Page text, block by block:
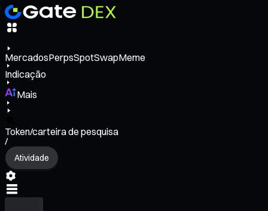
MercadosPerpsSpotSwapMeme
Indicação
Mais
Token/carteira de pesquisa
/
Atividade